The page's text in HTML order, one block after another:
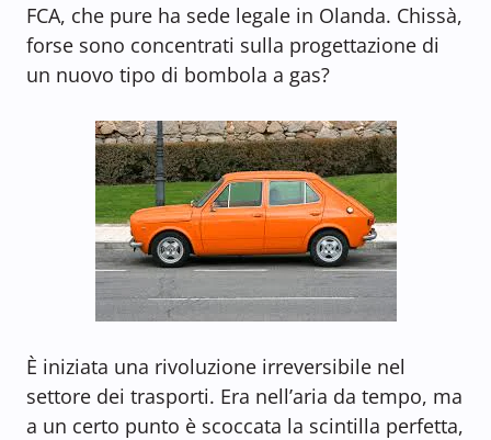
FCA, che pure ha sede legale in Olanda. Chissà,
forse sono concentrati sulla progettazione di
un nuovo tipo di bombola a gas?
È iniziata una rivoluzione irreversibile nel
settore dei trasporti. Era nell’aria da tempo, ma
a un certo punto è scoccata la scintilla perfetta,